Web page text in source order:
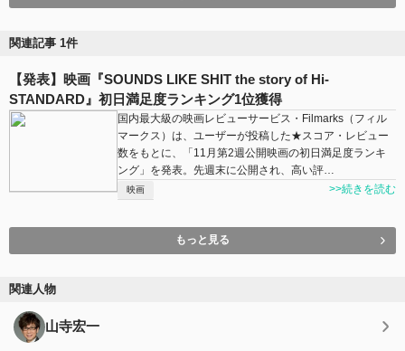
関連記事 1件
【発表】映画『SOUNDS LIKE SHIT the story of Hi-
STANDARD』初日満足度ランキング1位獲得
国内最大級の映画レビューサービス・Filmarks（フィル
マークス）は、ユーザーが投稿した★スコア・レビュー
数をもとに、「11月第2週公開映画の初日満足度ランキ
ング」を発表。先週末に公開され、高い評…
映画 >>続きを読む
もっと見る
関連人物
山寺宏一